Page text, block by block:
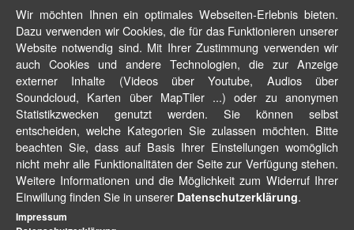
Wir möchten Ihnen ein optimales Webseiten-Erlebnis bieten.
Dazu verwenden wir Cookies, die für das Funktionieren unserer
Website notwendig sind. Mit Ihrer Zustimmung verwenden wir
auch Cookies und andere Technologien, die zur Anzeige
externer Inhalte (Videos über Youtube, Audios über
Soundcloud, Karten über MapTiler ...) oder zu anonymen
Statistikzwecken genutzt werden. Sie können selbst
entscheiden, welche Kategorien Sie zulassen möchten. Bitte
beachten Sie, dass auf Basis Ihrer Einstellungen womöglich
nicht mehr alle Funktionalitäten der Seite zur Verfügung stehen.
Weitere Informationen und die Möglichkeit zum Widerruf Ihrer
Einwillung finden Sie in unserer Datenschutzerklärung.
Impressum